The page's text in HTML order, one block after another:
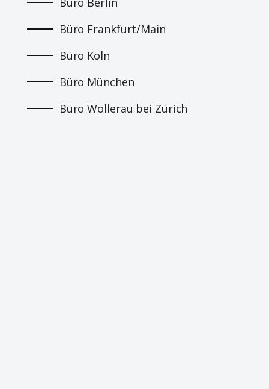
Büro Frankfurt/Main
Büro Köln
Büro München
Büro Wollerau bei Zürich